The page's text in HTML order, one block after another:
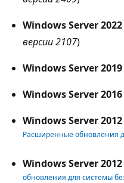
Windows Server 2022
версии 2107)
Windows Server 2019
Windows Server 2016
Windows Server 2012
Расширенные обновления
Windows Server 2012
обновления для системы